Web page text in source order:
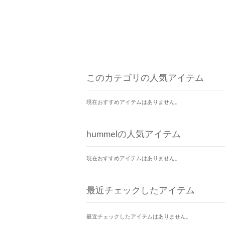
このカテゴリの人気アイテム
現在おすすめアイテムはありません。
hummelの人気アイテム
現在おすすめアイテムはありません。
最近チェックしたアイテム
最近チェックしたアイテムはありません。